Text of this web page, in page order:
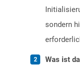
sondern
Was ist